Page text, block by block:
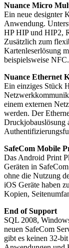
Nuance Micro
Ein neue designter
Anwendung.
HP HIP und HIP2,
Zusätzlich zum
Kartenleserlösung
beispielsweise NFC.
Nuance Ethernet
Ein einziges Stück
einem externen
werden. Der
Druckjobauslösung
SafeCom Mobile
Das Android Print
Geräten in
ohne die Nutzung
iOS Geräte haben
Kopien,
End of Support
SQL 2008,
neuen SafeCom
gibt es keinen 32-